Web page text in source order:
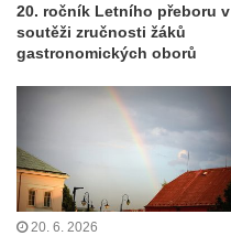
20. ročník Letního přeboru v
soutěži zručnosti žáků
gastronomických oborů
20. 6. 2026